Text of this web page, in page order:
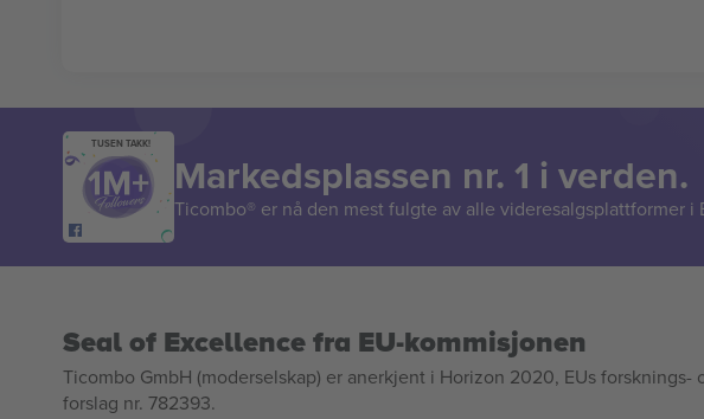
TUSEN TAKK!
Markedsplassen nr. 1 i verden.
Ticombo® er nå den mest fulgte av alle videresalgsplattformer i
Seal of Excellence fra EU-kommisjonen
Ticombo GmbH (moderselskap) er anerkjent i Horizon 2020, EUs
forslag nr. 782393.